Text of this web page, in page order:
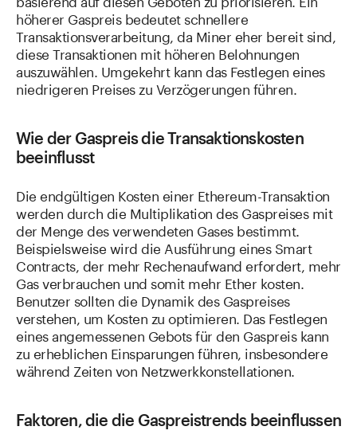
höherer Gaspreis bedeutet schnellere
Transaktionsverarbeitung, da Miner eher bereit sind,
diese Transaktionen mit höheren Belohnungen
auszuwählen. Umgekehrt kann das Festlegen eines
niedrigeren Preises zu Verzögerungen führen.
Wie der Gaspreis die Transaktionskosten
beeinflusst
Die endgültigen Kosten einer Ethereum-Transaktion
werden durch die Multiplikation des Gaspreises mit
der Menge des verwendeten Gases bestimmt.
Beispielsweise wird die Ausführung eines Smart
Contracts, der mehr Rechenaufwand erfordert, mehr
Gas verbrauchen und somit mehr Ether kosten.
Benutzer sollten die Dynamik des Gaspreises
verstehen, um Kosten zu optimieren. Das Festlegen
eines angemessenen Gebots für den Gaspreis kann
zu erheblichen Einsparungen führen, insbesondere
während Zeiten von Netzwerkkonstellationen.
Faktoren, die die Gaspreistrends beeinflussen